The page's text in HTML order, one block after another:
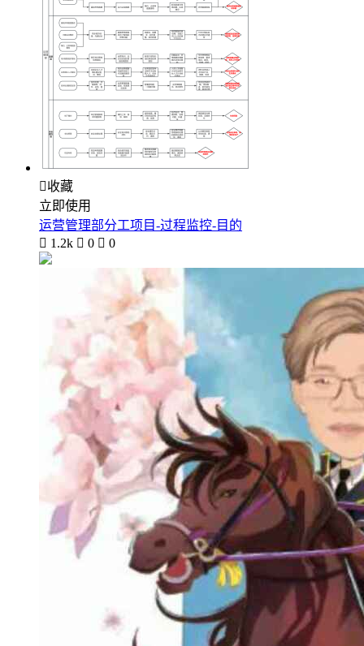
收藏
立即使用
运营管理部分工项目-过程监控-目的
 1.2k  0  0